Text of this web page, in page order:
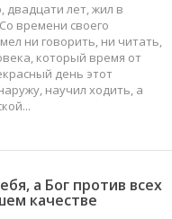
двадцати лет, жил в
времени своего
ни говорить, ни читать,
который время от
день этот
научил ходить, а
а Бог против всех
качестве